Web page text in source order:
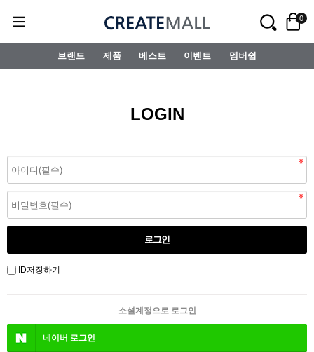
0
브랜드 제품 베스트 이벤트 멤버쉽
LOGIN
ID저장하기
소셜계정으로 로그인
네이버 로그인